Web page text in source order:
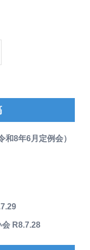
8年6月定例会）
R8.7.28